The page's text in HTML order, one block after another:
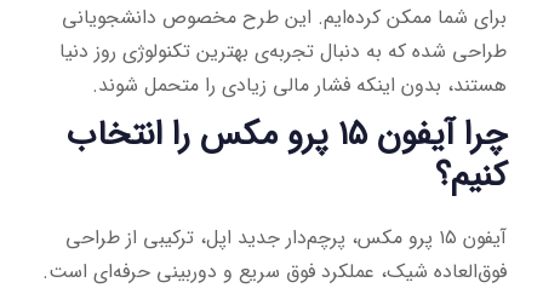
برای شما ممکن کرده‌ایم. این طرح مخصوص دانشجویانی
طراحی شده که به دنبال تجربه‌ی بهترین تکنولوژی روز دنیا
هستند، بدون اینکه فشار مالی زیادی را متحمل شوند.
چرا آیفون ۱۵ پرو مکس را انتخاب
کنیم؟
آیفون ۱۵ پرو مکس، پرچم‌دار جدید اپل، ترکیبی از طراحی
فوق‌العاده شیک، عملکرد فوق سریع و دوربینی حرفه‌ای است.